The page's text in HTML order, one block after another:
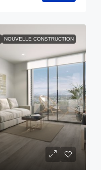
NOUVELLE CONSTRUCTION